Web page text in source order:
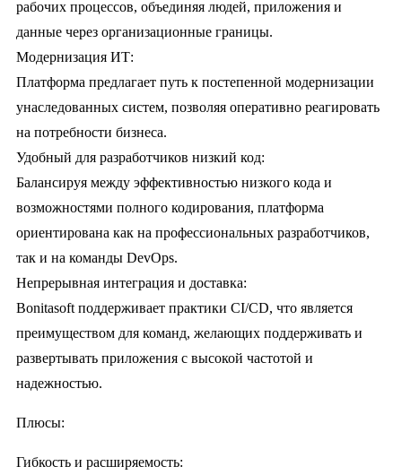
рабочих процессов, объединяя людей, приложения и
данные через организационные границы.
Модернизация ИТ:
Платформа предлагает путь к постепенной модернизации
унаследованных систем, позволяя оперативно реагировать
на потребности бизнеса.
Удобный для разработчиков низкий код:
Балансируя между эффективностью низкого кода и
возможностями полного кодирования, платформа
ориентирована как на профессиональных разработчиков,
так и на команды DevOps.
Непрерывная интеграция и доставка:
Bonitasoft поддерживает практики CI/CD, что является
преимуществом для команд, желающих поддерживать и
развертывать приложения с высокой частотой и
надежностью.
Плюсы:
Гибкость и расширяемость: